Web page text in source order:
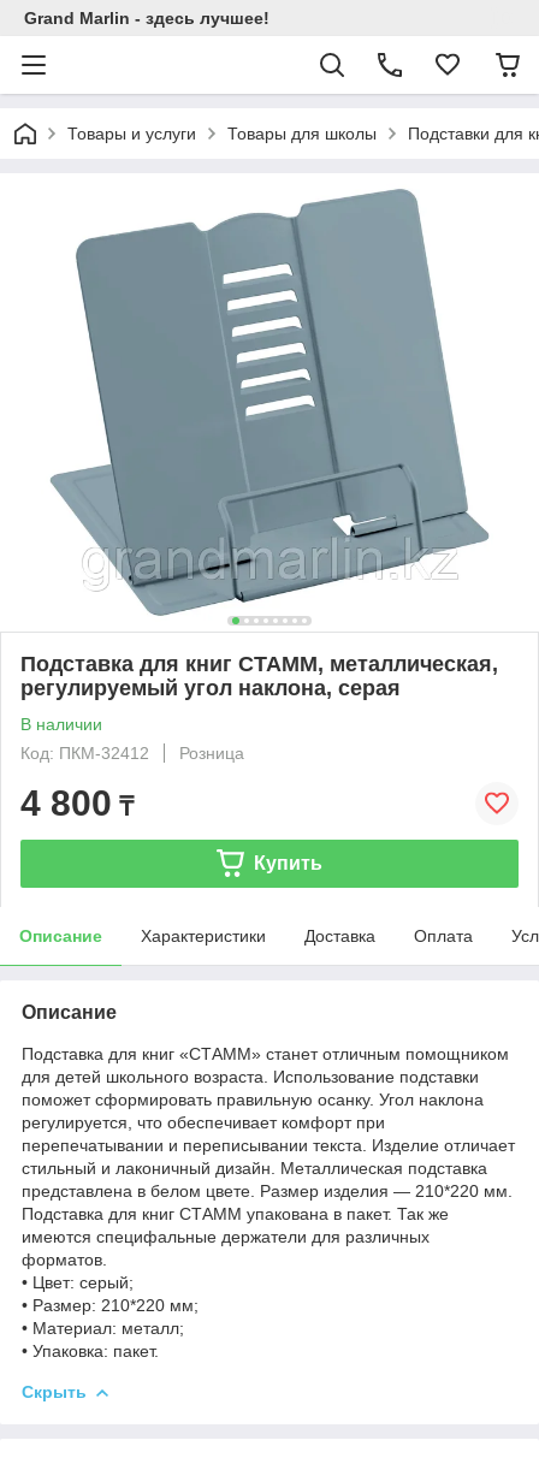
Grand Marlin - здесь лучшее!
Товары и услуги Товары для школы Подставки для
Подставка для книг СТАММ, металлическая,
регулируемый угол наклона, серая
В наличии
Код: ПКМ-32412
Розница
4 800 ₸
Купить
Описание Характеристики Доставка Оплата
Описание
Подставка для книг «СТАММ» станет отличным помощником
для детей школьного возраста. Использование подставки
поможет сформировать правильную осанку. Угол наклона
регулируется, что обеспечивает комфорт при
перепечатывании и переписывании текста. Изделие отличает
стильный и лаконичный дизайн. Металлическая подставка
представлена в белом цвете. Размер изделия — 210*220 мм.
Подставка для книг СТАММ упакована в пакет. Так же
имеются специфальные держатели для различных
форматов.
• Цвет: серый;
• Размер: 210*220 мм;
• Материал: металл;
• Упаковка: пакет.
Скрыть